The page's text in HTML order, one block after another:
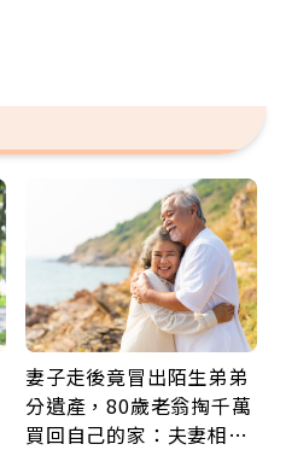
妻子走後竟冒出陌生弟弟
分遺產，80歲老翁掏千萬
買回自己的家：夫妻相守